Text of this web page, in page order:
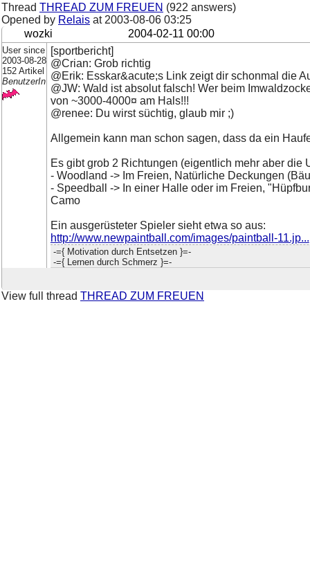
Thread THREAD ZUM FREUEN (922 answers)
Opened by Relais at 2003-08-06 03:25
wozki
2004-02-11 00:00
User since
2003-08-28
152 Artikel
BenutzerIn
[sportbericht]
@Crian: Grob richtig
@Erik: Esskar&acute;s Link zeigt dir schonmal die
@JW: Wald ist absolut falsch! Wer beim
von ~3000-4000¤ am Hals!!!
@renee: Du wirst süchtig, glaub mir ;)
Allgemein kann man schon sagen, dass da ein
Es gibt grob 2 Richtungen (eigentlich mehr aber die
- Woodland -> Im Freien, Natürliche Deckungen
- Speedball -> In einer Halle oder im Freien,
Camo
Ein ausgerüsteter Spieler sieht etwa so aus:
http://www.newpaintball.com/images/paintball-11.jp...
-={ Motivation durch Entsetzen }=-
-={ Lernen durch Schmerz }=-
View full thread THREAD ZUM FREUEN